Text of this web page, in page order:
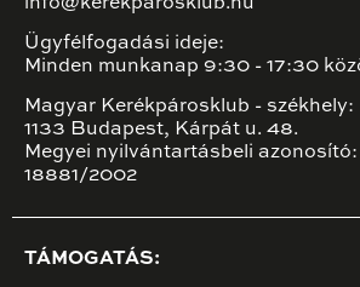
info@kerekparosklub.hu
Ügyfélfogadási ideje:
Minden munkanap 9:30 - 17:30
Magyar Kerékpárosklub - székhely:
1133 Budapest, Kárpát u. 48.
Megyei nyilvántartásbeli azonosító:
18881/2002
TÁMOGATÁS: